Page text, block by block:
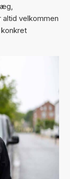
velkommen